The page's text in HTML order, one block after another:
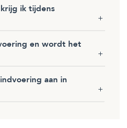
ik tijdens
en wordt het
aan in